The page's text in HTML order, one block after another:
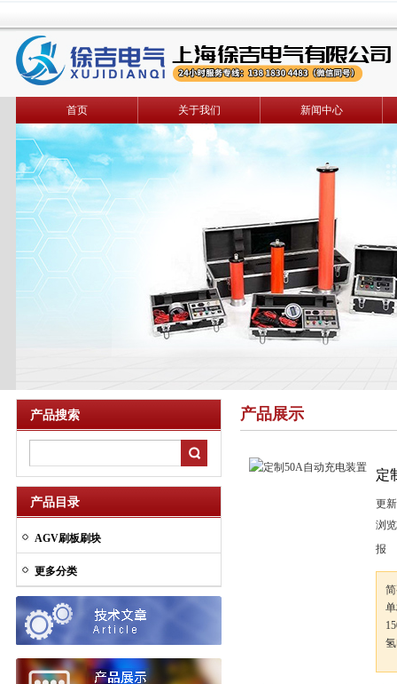
首页 关于我们 新闻中心
产品搜索
产品目录
AGV刷板刷块
更多分类
产品展示
定
更
浏
报